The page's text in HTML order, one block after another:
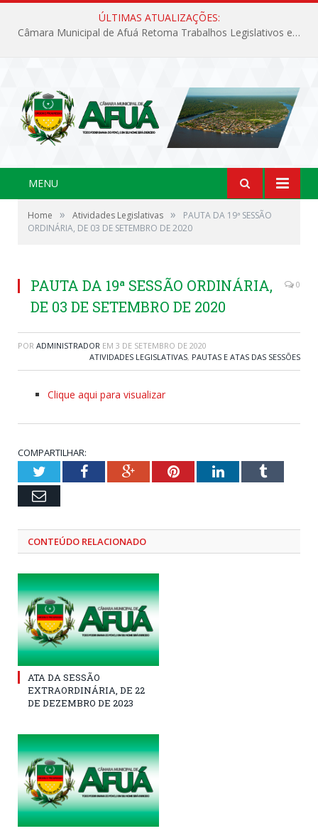
ÚLTIMAS ATUALIZAÇÕES:
Câmara Municipal de Afuá Retoma Trabalhos Legislativos em Sessão Ordinária
MENU
Home » Atividades Legislativas »
PAUTA DA 19ª SESSÃO
ORDINÁRIA, DE 03 DE SETEMBRO DE 2020
PAUTA DA 19ª SESSÃO ORDINÁRIA,
DE 03 DE SETEMBRO DE 2020
0
POR ADMINISTRADOR EM 3 DE SETEMBRO DE 2020
ATIVIDADES LEGISLATIVAS, PAUTAS E ATAS DAS SESSÕES
Clique aqui para visualizar
COMPARTILHAR:
TwitterFacebookGoogle+PinterestLinkedInTumblr
Email
CONTEÚDO RELACIONADO
ATA DA SESSÃO
EXTRAORDINÁRIA, DE 22
DE DEZEMBRO DE 2023